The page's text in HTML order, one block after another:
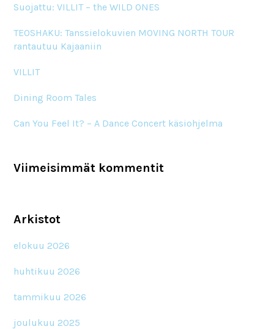
Suojattu: VILLIT – the WILD ONES
TEOSHAKU: Tanssielokuvien MOVING NORTH TOUR
rantautuu Kajaaniin
VILLIT
Dining Room Tales
Can You Feel It? – A Dance Concert käsiohjelma
Viimeisimmät kommentit
Arkistot
elokuu 2026
huhtikuu 2026
tammikuu 2026
joulukuu 2025